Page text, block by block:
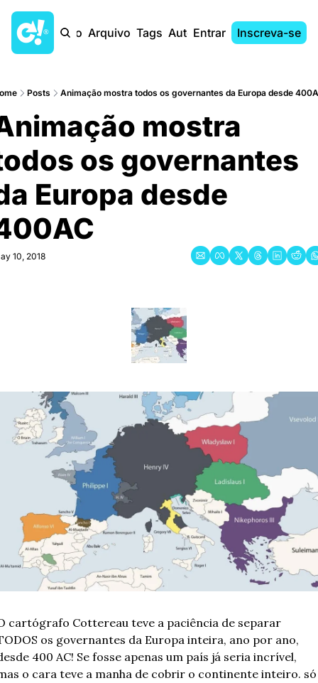
Início Arquivo Tags AutoresEntrar Inscreva-se
Posts Animação mostra todos os governantes da Europa desde
mostra
os governantes
Europa desde
10, 2018
cartógrafo Cottereau teve a paciência de separar
os governantes da Europa inteira, ano por ano,
400 AC! Se fosse apenas um país já seria incrível,
o cara teve a manha de cobrir o continente inteiro. só